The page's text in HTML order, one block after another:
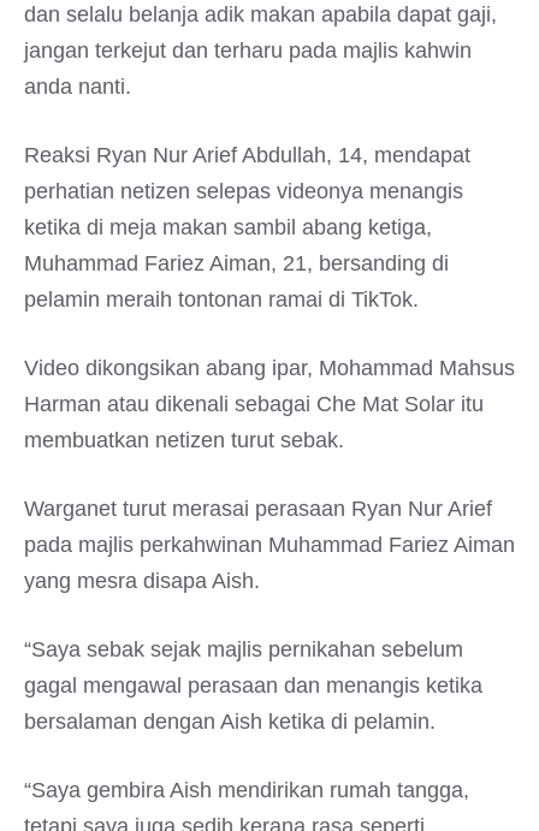
dan selalu belanja adik makan apabila dapat gaji,
jangan terkejut dan terharu pada majlis kahwin
anda nanti.
Reaksi Ryan Nur Arief Abdullah, 14, mendapat
perhatian netizen selepas videonya menangis
ketika di meja makan sambil abang ketiga,
Muhammad Fariez Aiman, 21, bersanding di
pelamin meraih tontonan ramai di TikTok.
Video dikongsikan abang ipar, Mohammad Mahsus
Harman atau dikenali sebagai Che Mat Solar itu
membuatkan netizen turut sebak.
Warganet turut merasai perasaan Ryan Nur Arief
pada majlis perkahwinan Muhammad Fariez Aiman
yang mesra disapa Aish.
“Saya sebak sejak majlis pernikahan sebelum
gagal mengawal perasaan dan menangis ketika
bersalaman dengan Aish ketika di pelamin.
“Saya gembira Aish mendirikan rumah tangga,
tetapi saya juga sedih kerana rasa seperti